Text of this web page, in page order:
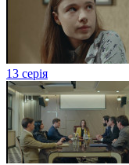
13 серія